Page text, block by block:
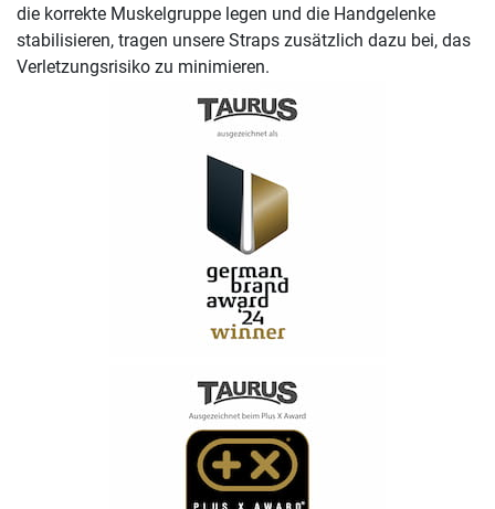
die korrekte Muskelgruppe legen und die Handgelenke
stabilisieren, tragen unsere Straps zusätzlich dazu bei, das
Verletzungsrisiko zu minimieren.